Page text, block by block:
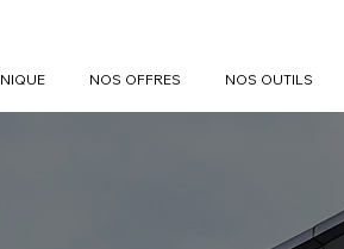
NOS OFFRES NOS OUTILS